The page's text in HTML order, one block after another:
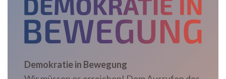
Demokratie in Bewegung